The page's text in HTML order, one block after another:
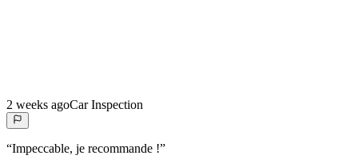
2 weeks agoCar Inspection
“Impeccable, je recommande !”